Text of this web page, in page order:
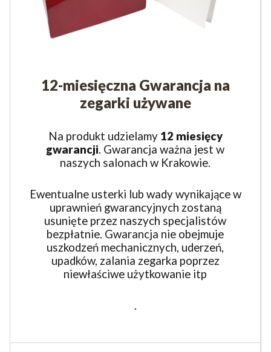
12-miesięczna Gwarancja na
zegarki używane
Na produkt udzielamy 12 miesięcy
gwarancji. Gwarancja ważna jest w
naszych salonach w Krakowie.
Ewentualne usterki lub wady wynikające w
uprawnień gwarancyjnych zostaną
usunięte przez naszych specjalistów
bezpłatnie. Gwarancja nie obejmuje
uszkodzeń mechanicznych, uderzeń,
upadków, zalania zegarka poprzez
niewłaściwe użytkowanie itp
.